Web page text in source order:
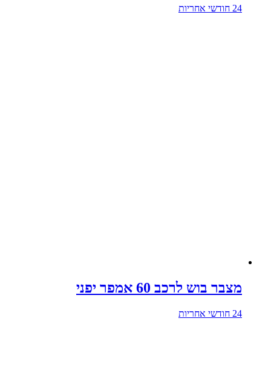
24 חודשי אחריות
מצבר בוש לרכב 60 אמפר יפני
24 חודשי אחריות